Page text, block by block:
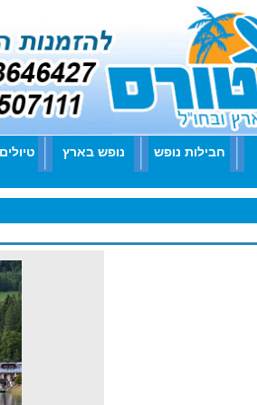
חבילות נופש נופש בארץ